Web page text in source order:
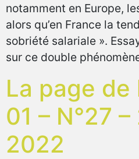
notamment en Europe,
alors qu’en France la
sobriété salariale ».
sur ce double
La page de
01 – N°27
2022